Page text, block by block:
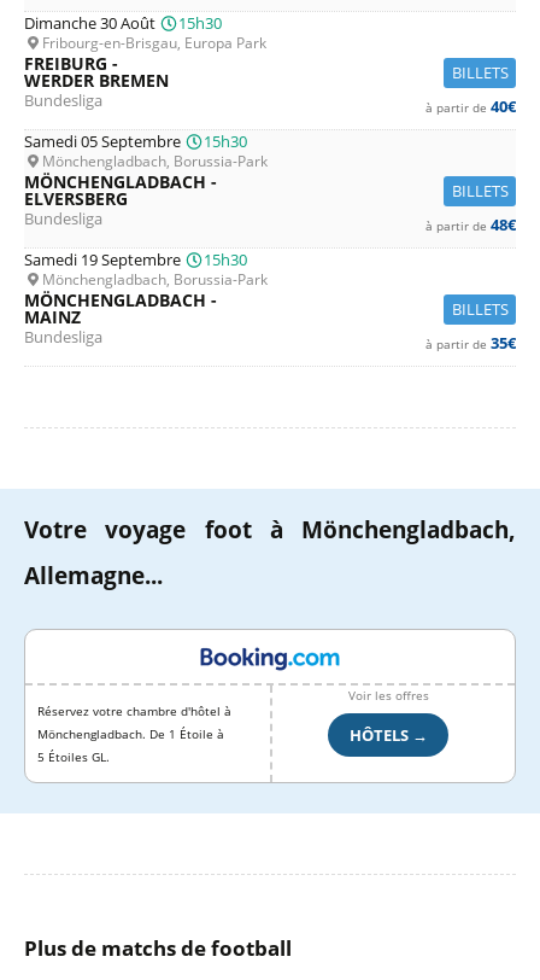
Dimanche 30 Août
15h30
Fribourg-en-Brisgau, Europa Park
BILLETS
FREIBURG -
WERDER BREMEN
Bundesliga à partir de 40€
Samedi 05 Septembre
15h30
Mönchengladbach, Borussia-Park
BILLETS
MÖNCHENGLADBACH -
ELVERSBERG
Bundesliga à partir de 48€
Samedi 19 Septembre
15h30
Mönchengladbach, Borussia-Park
BILLETS
MÖNCHENGLADBACH -
MAINZ
Bundesliga à partir de 35€
Votre voyage foot à Mönchengladbach,
Allemagne...
Réservez votre chambre d'hôtel à
Mönchengladbach. De 1 Étoile à
5 Étoiles GL.
Voir les offres
HÔTELS →
Plus de matchs de football